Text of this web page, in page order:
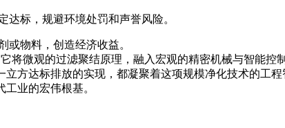
达标，规避环境处罚和声誉风险。
或物料，创造经济收益。
将微观的过滤聚结原理，融入宏观的精密机械与智能
方达标排放的实现，都凝聚着这项规模净化技术的工
业的宏伟根基。